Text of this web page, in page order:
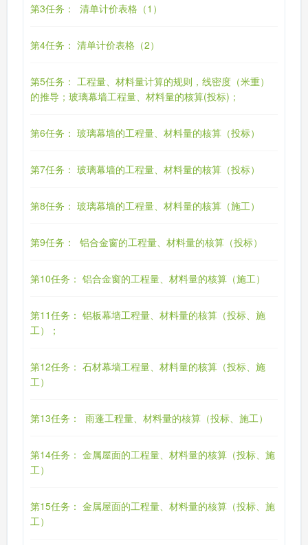
第3任务： 清单计价表格（1）
第4任务： 清单计价表格（2）
第5任务： 工程量、材料量计算的规则，线密度（米重）
的推导；玻璃幕墙工程量、材料量的核算(投标)；
第6任务： 玻璃幕墙的工程量、材料量的核算（投标）
第7任务： 玻璃幕墙的工程量、材料量的核算（投标）
第8任务： 玻璃幕墙的工程量、材料量的核算（施工）
第9任务： 铝合金窗的工程量、材料量的核算（投标）
第10任务： 铝合金窗的工程量、材料量的核算（施工）
第11任务： 铝板幕墙工程量、材料量的核算（投标、施
工）；
第12任务： 石材幕墙工程量、材料量的核算（投标、施
工）
第13任务： 雨蓬工程量、材料量的核算（投标、施工）
第14任务： 金属屋面的工程量、材料量的核算（投标、施
工）
第15任务： 金属屋面的工程量、材料量的核算（投标、施
工）